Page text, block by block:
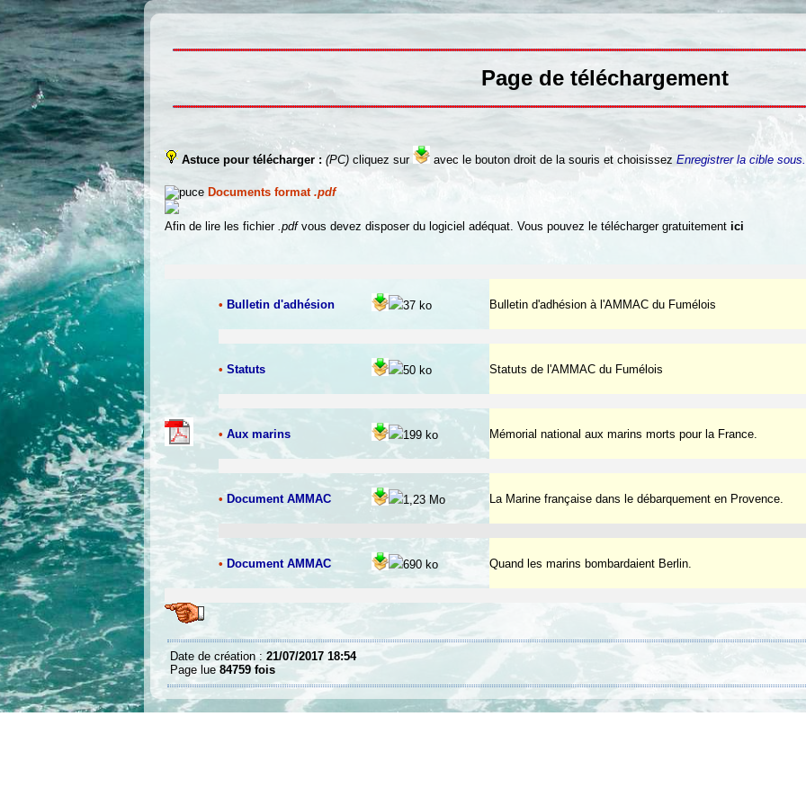
Page de téléchargement
Astuce pour télécharger : (PC) cliquez sur avec le bouton droit de la souris et choisissez Enregistrer la cible
Documents format .pdf
Afin de lire les fichier .pdfvous devez disposer du logiciel adéquat. Vous pouvez le télécharger gratuitement ici
• Bulletin d'adhésion 37 ko Bulletin d'adhésion à l'AMMAC du Fumélois
• Statuts 50 ko Statuts de l'AMMAC du Fumélois
• Aux marins 199 ko Mémorial national aux marins morts pour la France.
• Document AMMAC 1,23 Mo La Marine française dans le débarquement en Provence.
• Document AMMAC 690 ko Quand les marins bombardaient Berlin.
Date de création : 21/07/2017 18:54
Page lue 84759 fois